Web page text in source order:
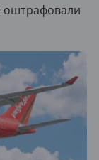
оштрафовали